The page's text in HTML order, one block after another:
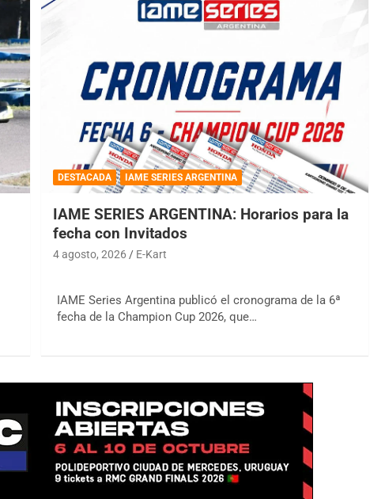
DESTACADA IAME SERIES ARGENTINA
IAME SERIES ARGENTINA: Horarios para la
fecha con Invitados
4 agosto, 2026 E-Kart
IAME Series Argentina publicó el cronograma de la 6ª
fecha de la Champion Cup 2026, que…